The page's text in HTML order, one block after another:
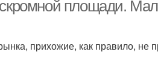
площади.
прихожие, как правило, не